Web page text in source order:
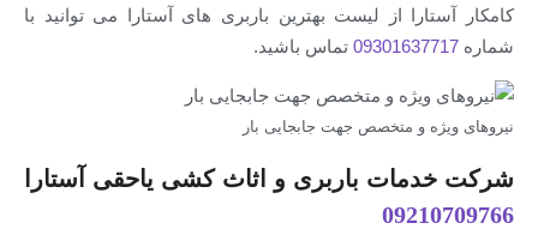
کامکار آستارا از لیست بهترین باربری های آستارا می توانید با
شماره 09301637717 تماس باشید.
نیروهای ویژه و متخصص جهت جابجایی بار
شرکت خدمات باربری و اثاث کشی یاحقی آستارا
09210709766